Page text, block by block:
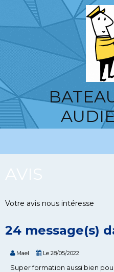
Votre avis nous intéresse
24 message(s)
Mael Le 28/05/2022
Super formation aussi bien